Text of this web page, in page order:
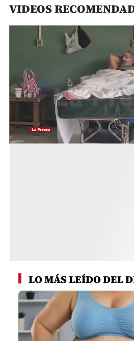
VIDEOS
AMIGA